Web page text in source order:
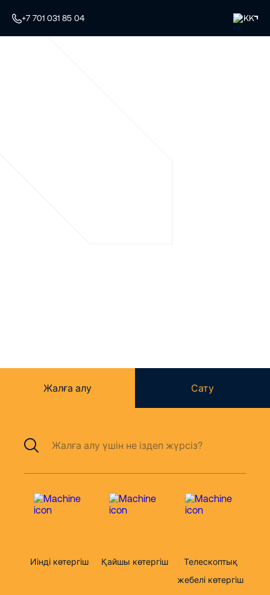
+7 701 031 85 04 KK
Жалға алу Сату
Иінді көтергіш Қайшы көтергіш
Телескоптық
жебелі көтергіш